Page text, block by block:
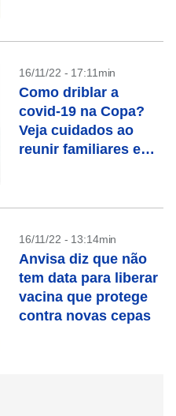
16/11/22 - 17:11min
Como driblar a
covid-19 na Copa?
Veja cuidados ao
reunir familiares e
16/11/22 - 13:14min
Anvisa diz que não
tem data para liberar
vacina que protege
contra novas cepas